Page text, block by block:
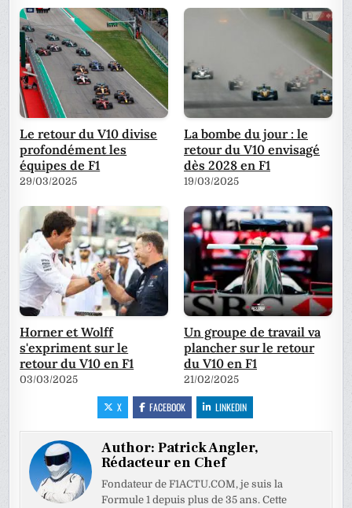
Le retour du V10 divise
profondément les
équipes de F1
29/03/2025
La bombe du jour : le
retour du V10 envisagé
dès 2028 en F1
19/03/2025
Horner et Wolff
s'expriment sur le
retour du V10 en F1
03/03/2025
Un groupe de travail va
plancher sur le retour
du V10 en F1
21/02/2025
X FACEBOOK LINKEDIN
Author:Patrick Angler,
Rédacteur en Chef
Fondateur de F1ACTU.COM, je suis la
Formule 1 depuis plus de 35 ans. Cette